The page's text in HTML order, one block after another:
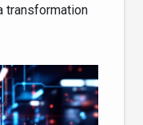
transformation